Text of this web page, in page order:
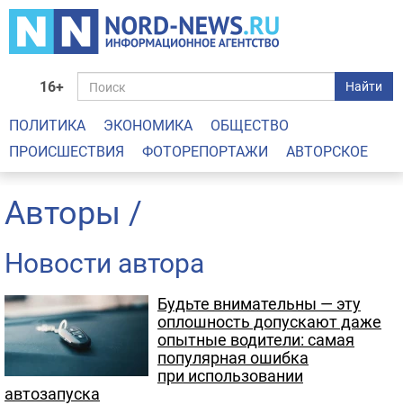
16+ Найти
ПОЛИТИКА ЭКОНОМИКА
ОБЩЕСТВО
ПРОИСШЕСТВИЯ
ФОТОРЕПОРТАЖИ АВТОРСКОЕ
Авторы /
Новости автора
Будьте внимательны — эту
оплошность допускают даже
опытные водители: самая
популярная ошибка
при использовании
автозапуска